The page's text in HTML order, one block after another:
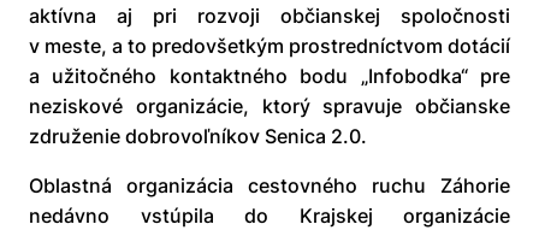
aktívna aj pri rozvoji občianskej spoločnosti
v meste, a to predovšetkým prostredníctvom dotácií
a užitočného kontaktného bodu „Infobodka“ pre
neziskové organizácie, ktorý spravuje občianske
združenie dobrovoľníkov Senica 2.0.
Oblastná organizácia cestovného ruchu Záhorie
nedávno vstúpila do Krajskej organizácie